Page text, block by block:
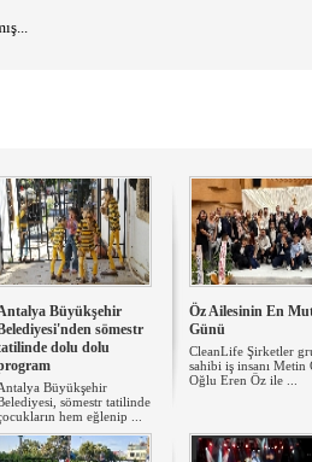
Büyükşehir
sömestr
dolu dolu
Büyükşehir
sömestr tatilinde
hem eğlenip ...
Öz Ailesinin En
Günü
CleanLife Şirketler
sahibi iş insanı Metin
Oğlu Eren Öz ile ...